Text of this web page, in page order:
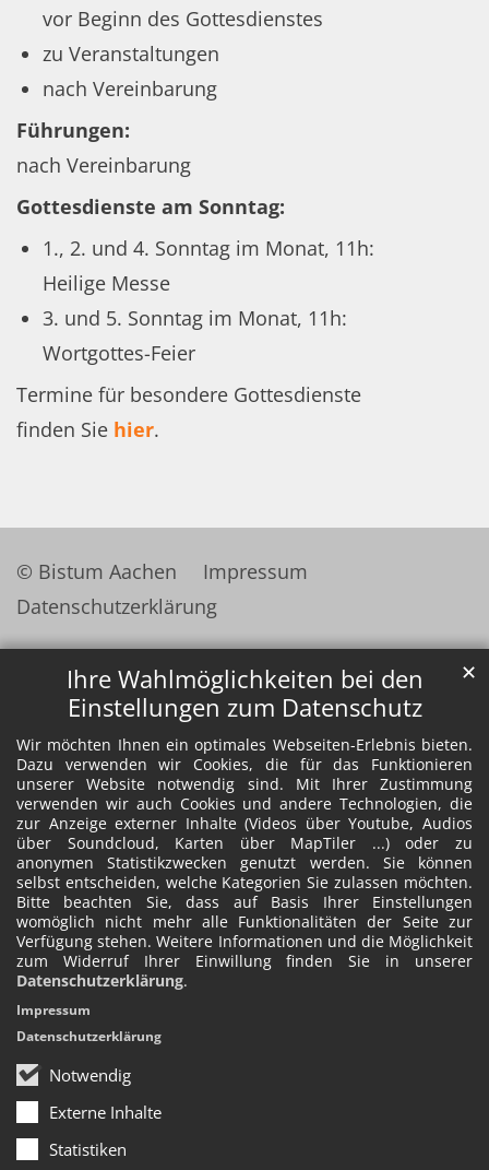
Ihre Wahlmöglichkeiten bei den
Einstellungen zum Datenschutz
Wir möchten Ihnen ein optimales Webseiten-Erlebnis bieten.
Dazu verwenden wir Cookies, die für das Funktionieren
unserer Website notwendig sind. Mit Ihrer Zustimmung
verwenden wir auch Cookies und andere Technologien, die
zur Anzeige externer Inhalte (Videos über Youtube, Audios
über Soundcloud, Karten über MapTiler ...) oder zu
anonymen Statistikzwecken genutzt werden. Sie können
selbst entscheiden, welche Kategorien Sie zulassen möchten.
Bitte beachten Sie, dass auf Basis Ihrer Einstellungen
womöglich nicht mehr alle Funktionalitäten der Seite zur
Verfügung stehen. Weitere Informationen und die Möglichkeit
zum Widerruf Ihrer Einwillung finden Sie in unserer
Datenschutzerklärung.
Notwendig
Externe Inhalte
Statistiken
✕
Impressum
Datenschutzerklärung
vor Beginn des Gottesdienstes
zu Veranstaltungen
nach Vereinbarung
Führungen:
nach Vereinbarung
Gottesdienste am Sonntag:
1., 2. und 4. Sonntag im Monat, 11h:
Heilige Messe
3. und 5. Sonntag im Monat, 11h:
Wortgottes-Feier
Termine für besondere Gottesdienste
finden Sie hier.
© Bistum Aachen
Impressum
Datenschutzerklärung